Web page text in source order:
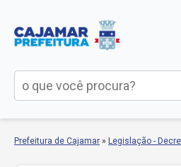
Prefeitura de Cajamar » Legislação -